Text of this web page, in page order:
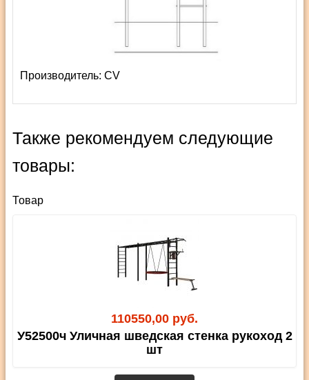
Производитель: СV
Также рекомендуем следующие
товары:
Товар
110550,00 руб.
У52500ч Уличная шведская стенка рукоход 2
шт